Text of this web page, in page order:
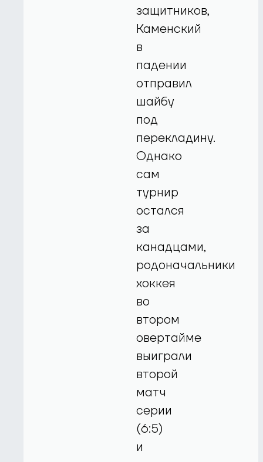
защитников,
Каменский
в
падении
отправил
шайбу
под
перекладину.
Однако
сам
турнир
остался
за
канадцами,
родоначальники
хоккея
во
втором
овертайме
выиграли
второй
матч
серии
(6:5)
и